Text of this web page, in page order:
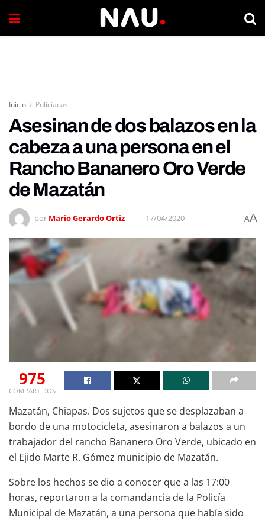
Inicio Policiacas
Asesinan de dos balazos en la
cabeza a una persona en el
Rancho Bananero Oro Verde
de Mazatán
por Mario Gerardo Ortiz 17/04/2020 AA
975
COMPARTIDOS
Mazatán, Chiapas. Dos sujetos que se desplazaban a
bordo de una motocicleta, asesinaron a balazos a un
trabajador del rancho Bananero Oro Verde, ubicado en
el Ejido Marte R. Gómez municipio de Mazatán.
Sobre los hechos se dio a conocer que a las 17:00
horas, reportaron a la comandancia de la Policía
Municipal de Mazatán, a una persona que había sido